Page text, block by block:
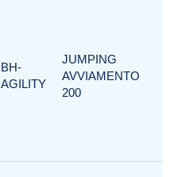
BH-
AGILITY
JUMPING
AVVIAMENTO
200